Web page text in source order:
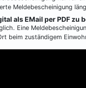
Meldebescheinigung
als EMail per PDF zu
Eine
beim zuständigem